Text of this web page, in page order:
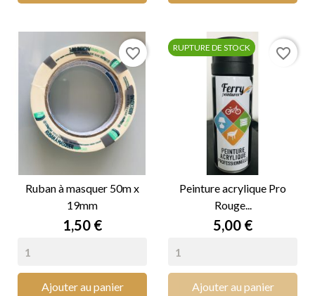
Ruban à masquer 50m x
19mm
Prix
1,50 €
Ajouter au panier
favorite_border
Peinture acrylique Pro
Rouge...
Prix
5,00 €
Ajouter au panier
RUPTURE DE STOCK favorite_border